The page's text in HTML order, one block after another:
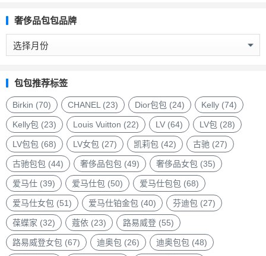
奢侈品包包品牌
奢
侈
包
包
品
牌
包包推荐标签
Birkin (70) CHANEL (23) Dior包包 (24) Kelly (74)
Kelly包 (23) Louis Vuitton (22) LV (64) LV包 (28)
LV包包 (68) LV女包 (27) 凯莉包 (42) 古驰 (27)
古驰包包 (44) 奢侈品包包 (49) 奢侈品女包 (35)
爱马仕 (39) 爱马仕包 (50) 爱马仕包包 (68)
爱马仕女包 (51) 爱马仕铂金包 (40) 芬迪包 (27)
葆蝶家 (32) 蔻依 (23) 路易威登 (55)
路易威登女包 (67) 迪奥包 (26) 迪奥包包 (48)